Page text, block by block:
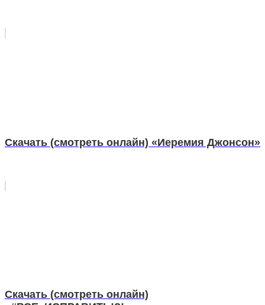
Скачать (смотреть онлайн) «Иеремия Джонсон»
Скачать (смотреть онлайн)